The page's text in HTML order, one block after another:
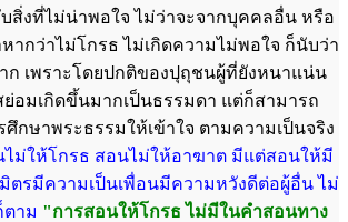
สิ่งที่ไม่น่าพอใจ ไม่ว่าจะจากบุคคลอื่น หรือ
ากว่าไม่โกรธ ไม่เกิดความไม่พอใจ ก็นับว่า
ก เพราะโดยปกติของปุถุชนผู้ที่ยังหนาแน่น
ย่อมเกิดขึ้นมากเป็นธรรมดา แต่ก็สามารถ
ศึกษาพระธรรมให้เข้าใจ ตามความเป็นจริง
ไม่ให้โกรธ สอนไม่ให้อาฆาต มีแต่สอนให้มี
ตรมีความเป็นเพื่อนมีความหวังดีต่อผู้อื่น ไม่
ตาม "การสอนให้โกรธ ไม่มีในคำสอนทาง